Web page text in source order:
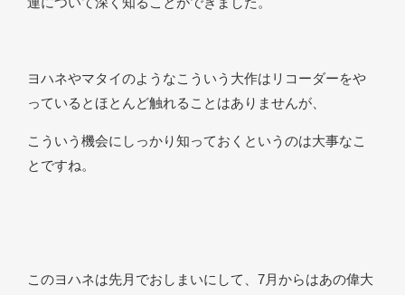
ヨハネやマタイのようなこういう大作はリコーダーをや
っているとほとんど触れることはありませんが、
こういう機会にしっかり知っておくというのは大事なこ
とですね。
このヨハネは先月でおしまいにして、7月からはあの偉大